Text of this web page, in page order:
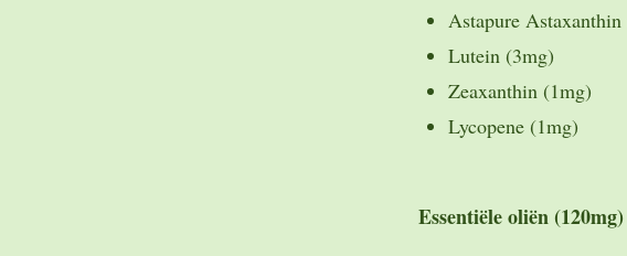
Astapure
Lutein (3mg)
Zeaxanthin (1mg)
Lycopene (1mg)
Essentiële oliën (120mg)